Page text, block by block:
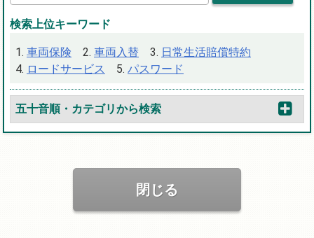
検索上位キーワード
車両保険 車両入替
日常生活賠償特約
ロードサービス
パスワード
五十音順・カテゴリから検索
閉じる